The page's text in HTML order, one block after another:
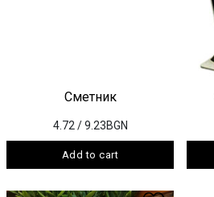
Сметник
4.72 / 9.23BGN
Add to cart